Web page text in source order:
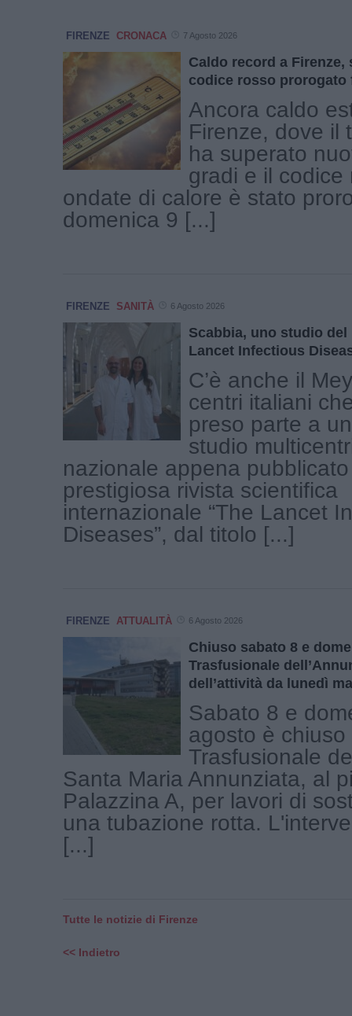
FIRENZE CRONACA 7 Agosto 2026
Caldo record a
codice rosso prorogato
Ancora caldo
Firenze, dove il
ha superato
gradi e il codice
ondate di calore è stato
domenica 9 [...]
FIRENZE SANITÀ 6 Agosto 2026
Scabbia, uno studio del
Lancet Infectious
C’è anche il
centri italiani
preso parte a
studio
nazionale appena
prestigiosa rivista scientifica
internazionale “The Lancet
Diseases”, dal titolo [...]
FIRENZE ATTUALITÀ 6 Agosto 2026
Chiuso sabato 8 e
Trasfusionale
dell’attività da lunedì
Sabato 8 e
agosto è chiuso
Trasfusionale
Santa Maria Annunziata, al
Palazzina A, per lavori di
una tubazione rotta.
[...]
Tutte le notizie di Firenze
<< Indietro